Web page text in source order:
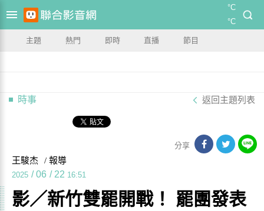
°C
°C
主題 熱門 即時 直播 節目
時事 返回主題列表
分享
王駿杰 / 報導
2025 / 06 / 22 16:51
影／新竹雙罷開戰！ 罷團發表